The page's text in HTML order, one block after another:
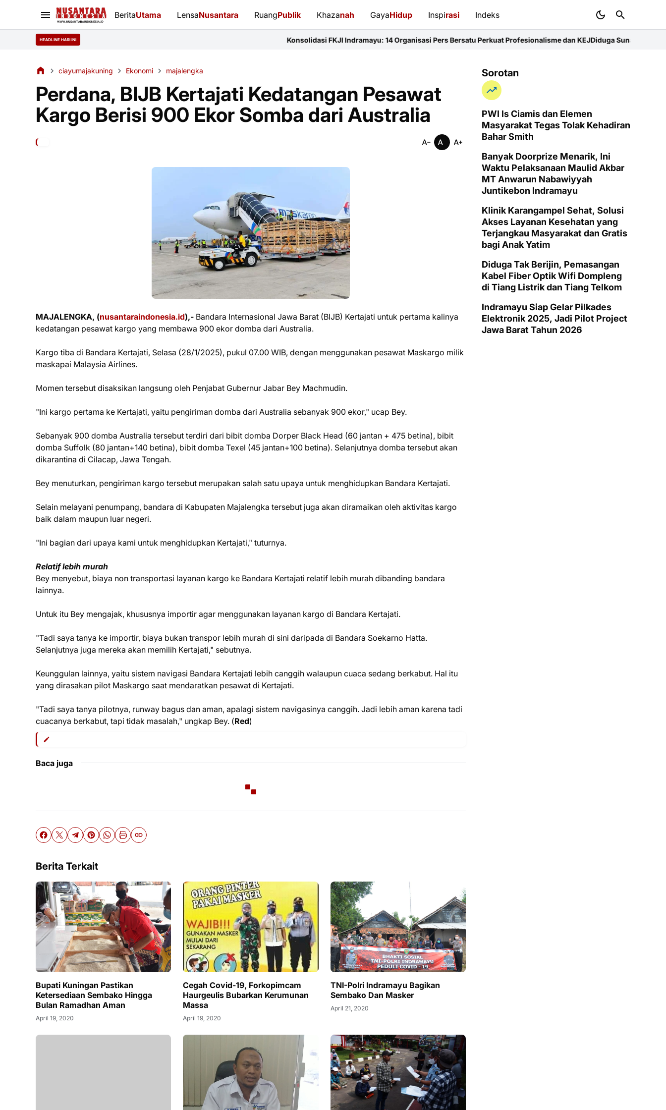
BeritaUtama LensaNusantara RuangPublik Khazanah GayaHidup Inspirasi Indeks
HEADLINE HARI INI Konsolidasi FKJI Indramayu: 14 Organisasi Pers Bersatu Perkuat Profesionalisme dan KEJDiduga Sunat Ketebalan Jalan di
ciayumajakuning Ekonomi majalengka
Perdana, BIJB Kertajati Kedatangan Pesawat
Kargo Berisi 900 Ekor Somba dari Australia
MAJALENGKA, (nusantaraindonesia.id),- Bandara Internasional Jawa Barat (BIJB) Kertajati untuk pertama kalinya
kedatangan pesawat kargo yang membawa 900 ekor domba dari Australia.
Kargo tiba di Bandara Kertajati, Selasa (28/1/2025), pukul 07.00 WIB, dengan menggunakan pesawat Maskargo milik
maskapai Malaysia Airlines.
Momen tersebut disaksikan langsung oleh Penjabat Gubernur Jabar Bey Machmudin.
"Ini kargo pertama ke Kertajati, yaitu pengiriman domba dari Australia sebanyak 900 ekor," ucap Bey.
Sebanyak 900 domba Australia tersebut terdiri dari bibit domba Dorper Black Head (60 jantan + 475 betina), bibit
domba Suffolk (80 jantan+140 betina), bibit domba Texel (45 jantan+100 betina). Selanjutnya domba tersebut akan
dikarantina di Cilacap, Jawa Tengah.
Bey menuturkan, pengiriman kargo tersebut merupakan salah satu upaya untuk menghidupkan Bandara Kertajati.
Selain melayani penumpang, bandara di Kabupaten Majalengka tersebut juga akan diramaikan oleh aktivitas kargo
baik dalam maupun luar negeri.
"Ini bagian dari upaya kami untuk menghidupkan Kertajati," tuturnya.
Relatif lebih murah
Bey menyebut, biaya non transportasi layanan kargo ke Bandara Kertajati relatif lebih murah dibanding bandara
lainnya.
Untuk itu Bey mengajak, khususnya importir agar menggunakan layanan kargo di Bandara Kertajati.
"Tadi saya tanya ke importir, biaya bukan transpor lebih murah di sini daripada di Bandara Soekarno Hatta.
Selanjutnya juga mereka akan memilih Kertajati," sebutnya.
Keunggulan lainnya, yaitu sistem navigasi Bandara Kertajati lebih canggih walaupun cuaca sedang berkabut. Hal itu
yang dirasakan pilot Maskargo saat mendaratkan pesawat di Kertajati.
"Tadi saya tanya pilotnya, runway bagus dan aman, apalagi sistem navigasinya canggih. Jadi lebih aman karena tadi
cuacanya berkabut, tapi tidak masalah," ungkap Bey. (Red)
Baca juga
Berita Terkait
Bupati Kuningan Pastikan
Ketersediaan Sembako Hingga
Bulan Ramadhan Aman
April 19, 2020
Cegah Covid-19, Forkopimcam
Haurgeulis Bubarkan Kerumunan
Massa
April 19, 2020
TNI-Polri Indramayu Bagikan
Sembako Dan Masker
April 21, 2020
Sorotan
PWI ls Ciamis dan Elemen
Masyarakat Tegas Tolak Kehadiran
Bahar Smith
Banyak Doorprize Menarik, Ini
Waktu Pelaksanaan Maulid Akbar
MT Anwarun Nabawiyyah
Juntikebon Indramayu
Klinik Karangampel Sehat, Solusi
Akses Layanan Kesehatan yang
Terjangkau Masyarakat dan Gratis
bagi Anak Yatim
Diduga Tak Berijin, Pemasangan
Kabel Fiber Optik Wifi Dompleng
di Tiang Listrik dan Tiang Telkom
Indramayu Siap Gelar Pilkades
Elektronik 2025, Jadi Pilot Project
Jawa Barat Tahun 2026